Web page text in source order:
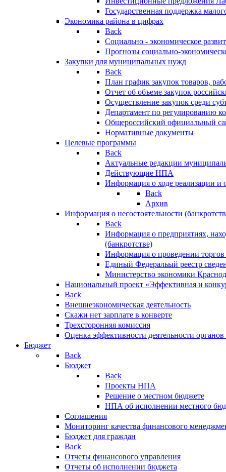
Государственная поддержка
Экономика района в цифрах
Back
Социально - экономическое
Прогнозы социально-
Закупки для муниципальных нужд
Back
План график закупок товаров,
Отчет об объеме закупок
Осуществление закупок среди
Департамент по регулированию
Общероссийский официальный
Нормативные документы
Целевые программы
Back
Актуальные редакции
Действующие НПА
Информация о ходе реализации
Back
Архив
Информация о несостоятельности
Back
Информация о предприятиях,
(банкротстве)
Информация о проведении
Единый Федеральый реестр
Министерство экономики
Национальный проект «Эффективная и
Back
Внешнеэкономическая деятельность
Скажи нет зарплате в конверте
Трехсторонняя комиссия
Оценка эффективности деятельности
Бюджет
Back
Бюджет
Back
Проекты НПА
Решение о местном бюджете
НПА об исполнении местного
Соглашения
Мониторинг качества финансового
Бюджет для граждан
Back
Отчеты финансового управления
Отчеты об исполнении бюджета